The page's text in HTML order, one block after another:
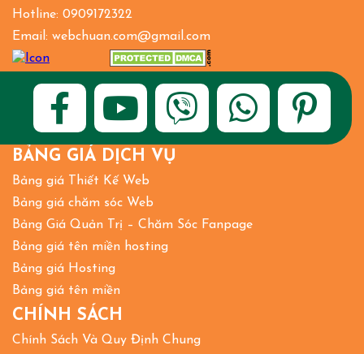
Hotline: 0909172322
Email: webchuan.com@gmail.com
BẢNG GIÁ DỊCH VỤ
Bảng giá Thiết Kế Web
Bảng giá chăm sóc Web
Bảng Giá Quản Trị – Chăm Sóc Fanpage
Bảng giá tên miền hosting
Bảng giá Hosting
Bảng giá tên miền
CHÍNH SÁCH
Chính Sách Và Quy Định Chung